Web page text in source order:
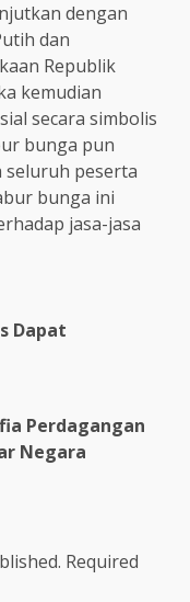
dengan
dan
Republik
kemudian
secara simbolis
bunga pun
seluruh peserta
bunga ini
jasa-jasa
Dapat
Perdagangan
Negara
Required